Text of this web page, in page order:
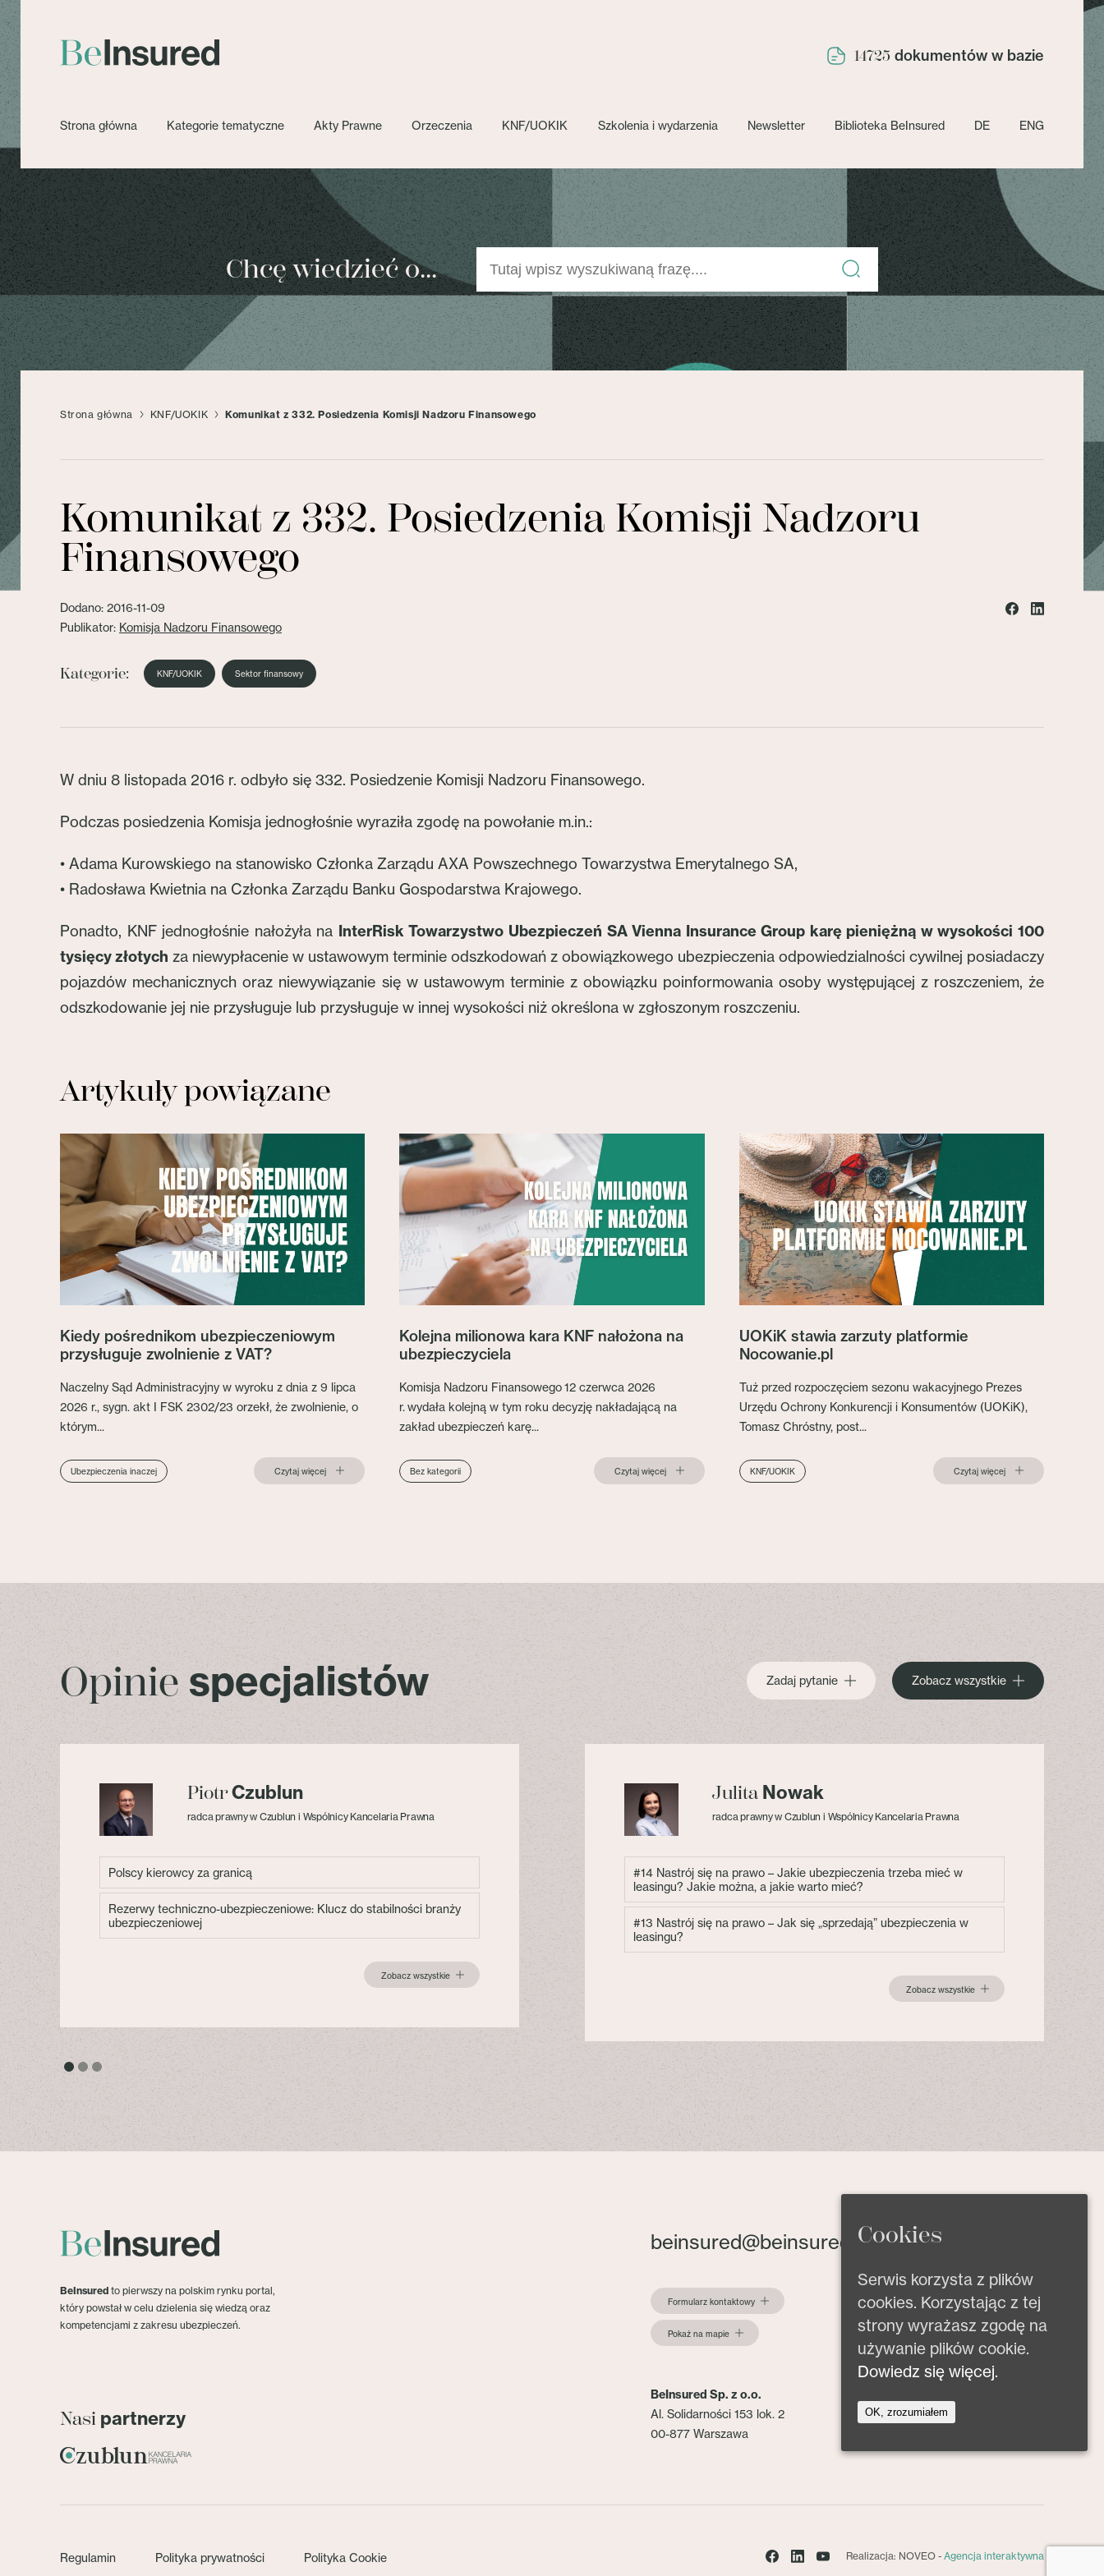
14725 dokumentów w bazie
Strona główna Kategorie tematyczne Akty Prawne Orzeczenia KNF/UOKIK Szkolenia i wydarzenia Newsletter Biblioteka BeInsured DE ENG
Chcę wiedzieć o...
Strona główna KNF/UOKIK Komunikat z 332. Posiedzenia Komisji Nadzoru Finansowego
Komunikat z 332. Posiedzenia Komisji Nadzoru
Finansowego
Dodano: 2016-11-09
Publikator: Komisja Nadzoru Finansowego
Kategorie: KNF/UOKIK Sektor finansowy
W dniu 8 listopada 2016 r. odbyło się 332. Posiedzenie Komisji Nadzoru Finansowego.
Podczas posiedzenia Komisja jednogłośnie wyraziła zgodę na powołanie m.in.:
• Adama Kurowskiego na stanowisko Członka Zarządu AXA Powszechnego Towarzystwa Emerytalnego SA,
• Radosława Kwietnia na Członka Zarządu Banku Gospodarstwa Krajowego.
Ponadto, KNF jednogłośnie nałożyła na InterRisk Towarzystwo Ubezpieczeń SA Vienna Insurance Group karę pieniężną w wysokości 100
tysięcy złotych za niewypłacenie w ustawowym terminie odszkodowań z obowiązkowego ubezpieczenia odpowiedzialności cywilnej posiadaczy
pojazdów mechanicznych oraz niewywiązanie się w ustawowym terminie z obowiązku poinformowania osoby występującej z roszczeniem, że
odszkodowanie jej nie przysługuje lub przysługuje w innej wysokości niż określona w zgłoszonym roszczeniu.
Artykuły powiązane
Kiedy pośrednikom ubezpieczeniowym
przysługuje zwolnienie z VAT?
Naczelny Sąd Administracyjny w wyroku z dnia z 9 lipca
2026 r., sygn. akt I FSK 2302/23 orzekł, że zwolnienie, o
którym...
Ubezpieczenia inaczej Czytaj więcej
Kolejna milionowa kara KNF nałożona na
ubezpieczyciela
Komisja Nadzoru Finansowego 12 czerwca 2026
r. wydała kolejną w tym roku decyzję nakładającą na
zakład ubezpieczeń karę...
Bez kategorii Czytaj więcej
UOKiK stawia zarzuty platformie
Nocowanie.pl
Tuż przed rozpoczęciem sezonu wakacyjnego Prezes
Urzędu Ochrony Konkurencji i Konsumentów (UOKiK),
Tomasz Chróstny, post...
KNF/UOKIK Czytaj więcej
Opinie specjalistów Zadaj pytanie Zobacz wszystkie
PiotrCzublun
radca prawny w Czublun i Wspólnicy Kancelaria Prawna
Polscy kierowcy za granicą
Rezerwy techniczno-ubezpieczeniowe: Klucz do stabilności branży
ubezpieczeniowej
Zobacz wszystkie
Julita Nowak
radca prawny w Czublun i Wspólnicy Kancelaria Prawna
#14 Nastrój się na prawo – Jakie ubezpieczenia trzeba mieć w
leasingu? Jakie można, a jakie warto mieć?
#13 Nastrój się na prawo – Jak się „sprzedają” ubezpieczenia w
leasingu?
Zobacz wszystkie
BeInsured to pierwszy na polskim rynku portal,
który powstał w celu dzielenia się wiedzą oraz
kompetencjami z zakresu ubezpieczeń.
Nasi partnerzy
beinsured@beinsured.pl
Formularz kontaktowy
Pokaż na mapie
BeInsured Sp. z o.o.
Al. Solidarności 153 lok. 2
00-877 Warszawa
Regulamin Polityka prywatności Polityka Cookie Realizacja: NOVEO - Agencja interaktywna
Cookies
Serwis korzysta z plików
cookies. Korzystając z tej
strony wyrażasz zgodę na
używanie plików cookie.
Dowiedz się więcej.
OK, zrozumiałem